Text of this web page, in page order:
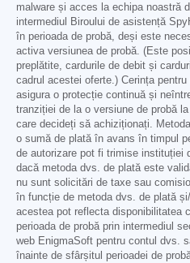
malware și acces la echipa noastră
intermediul Biroului de asistență
în perioada de probă, deși este
activa versiunea de probă. (Este
preplătite, cardurile de debit și
cadrul acestei oferte.) Cerința
asigura o protecție continuă și
tranziției de la o versiune de probă
care decideți să achiziționați.
o sumă de plată în avans în timpul
de autorizare pot fi trimise instituției
dacă metoda dvs. de plată este
nu sunt solicitări de taxe sau
în funcție de metoda dvs. de plată
acestea pot reflecta disponibilitatea
perioada de probă prin intermediul
web EnigmaSoft pentru contul dvs.
înainte de sfârșitul perioadei de